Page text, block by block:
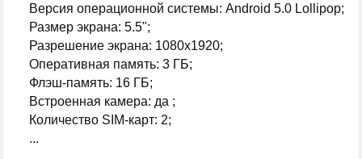
Версия операционной системы: Android 5.0 Lollipop;
Размер экрана: 5.5";
Разрешение экрана: 1080x1920;
Оперативная память: 3 ГБ;
Флэш-память: 16 ГБ;
Встроенная камера: да ;
Количество SIM-карт: 2;
...